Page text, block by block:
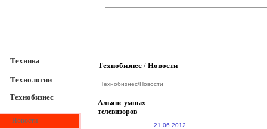
Техника
Технологии
Технобизнес
Новости
Технобизнес / Новости
Технобизнес/Новости
Альянс умных
телевизоров
21.06.2012